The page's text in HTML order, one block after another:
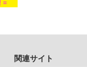
関連サイト